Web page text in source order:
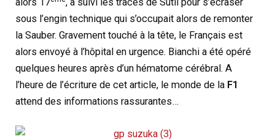
sous l’engin technique qui s’occupait alors de remonter
la Sauber. Gravement touché à la tête, le Français est
alors envoyé à l’hôpital en urgence. Bianchi a été opéré
quelques heures après d’un hématome cérébral. A
l’heure de l’écriture de cet article, le monde de la F1
attend des informations rassurantes…